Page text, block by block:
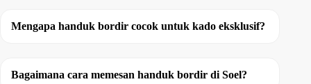
Mengapa handuk bordir cocok untuk kado eksklusif?
Bagaimana cara memesan handuk bordir di Soel?